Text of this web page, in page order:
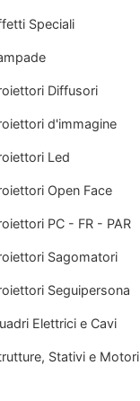
Speciali
Diffusori
d'immagine
Led
Open Face
PC - FR - PAR
Sagomatori
Seguipersona
Elettrici e Cavi
Stativi e Motori